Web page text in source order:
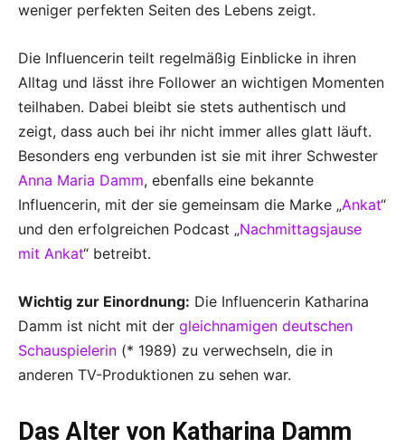
weniger perfekten Seiten des Lebens zeigt.
Die Influencerin teilt regelmäßig Einblicke in ihren
Alltag und lässt ihre Follower an wichtigen Momenten
teilhaben. Dabei bleibt sie stets authentisch und
zeigt, dass auch bei ihr nicht immer alles glatt läuft.
Besonders eng verbunden ist sie mit ihrer Schwester
Anna Maria Damm, ebenfalls eine bekannte
Influencerin, mit der sie gemeinsam die Marke „Ankat“
und den erfolgreichen Podcast „Nachmittagsjause
mit Ankat“ betreibt.
Wichtig zur Einordnung: Die Influencerin Katharina
Damm ist nicht mit der gleichnamigen deutschen
Schauspielerin (* 1989) zu verwechseln, die in
anderen TV-Produktionen zu sehen war.
Das Alter von Katharina Damm